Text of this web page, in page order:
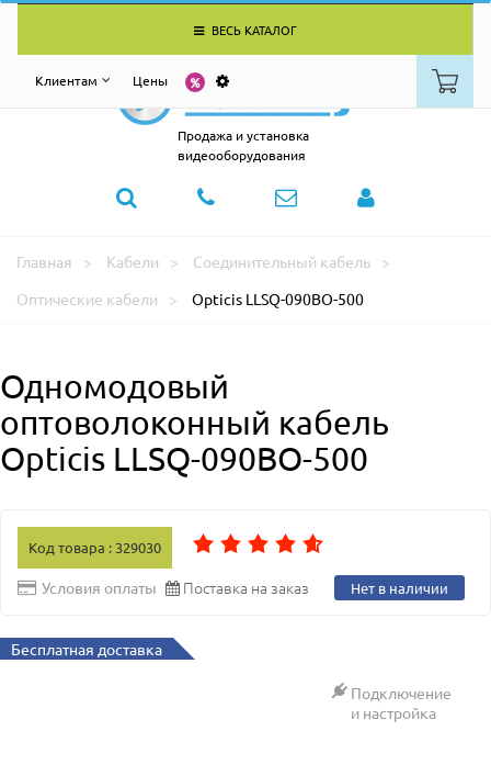
ВЕСЬ КАТАЛОГ
Клиентам Цены
Продажа и установка
видеооборудования
Главная Кабели
Соединительный кабель
Оптические кабели
Opticis LLSQ-090BO-500
Одномодовый
оптоволоконный кабель
Opticis LLSQ-090BO-500
Код товара : 329030
Условия оплаты Поставка на заказ Нет в наличии
Бесплатная доставка
Подключение
и настройка